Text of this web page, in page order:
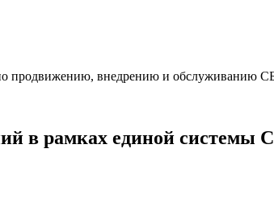
продвижению, внедрению и обслуживанию
в рамках единой системы